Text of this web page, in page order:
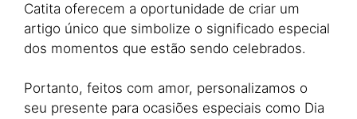
Catita oferecem a oportunidade de criar um
artigo único que simbolize o significado especial
dos momentos que estão sendo celebrados.
Portanto, feitos com amor, personalizamos o
seu presente para ocasiões especiais como Dia